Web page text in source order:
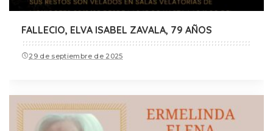
FALLECIO, ELVA ISABEL ZAVALA, 79 AÑOS
29 de septiembre de 2025